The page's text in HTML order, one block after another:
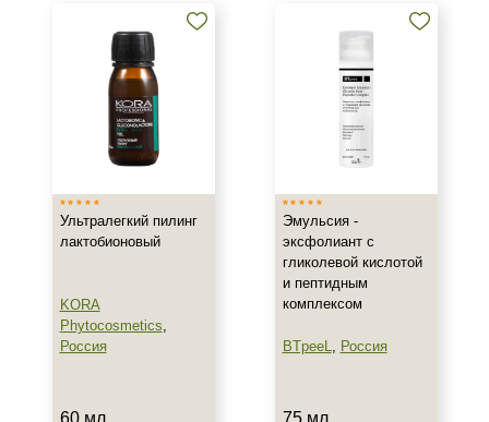
Гиперкератоз
Гиперпигментация
Гладкость
Обновление клеток
Область применения
Лицо
Ультралегкий пилинг
лактобионовый
KORA
Phytocosmetics,
Россия
60 мл
Эмульсия -
эксфолиант с
гликолевой кислотой
и пептидным
комплексом
BTpeeL, Россия
75 мл